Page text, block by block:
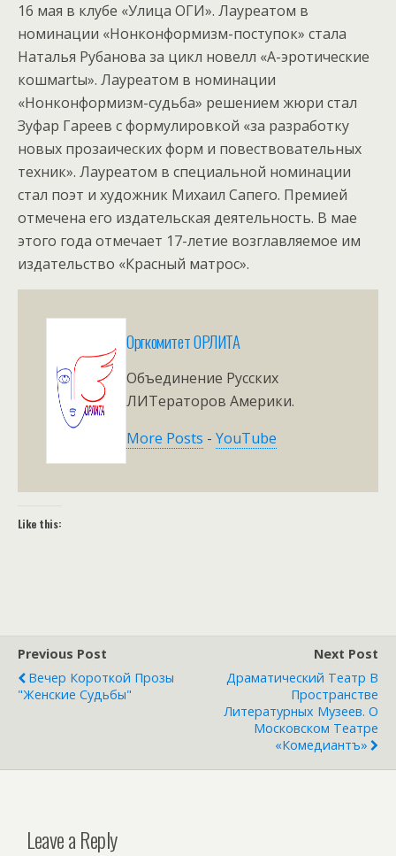
16 мая в клубе «Улица ОГИ». Лауреатом в
номинации «Нонконформизм-поступок» стала
Наталья Рубанова за цикл новелл «А-эротические
кошмartы». Лауреатом в номинации
«Нонконформизм-судьба» решением жюри стал
Зуфар Гареев с формулировкой «за разработку
новых прозаических форм и повествовательных
техник». Лауреатом в специальной номинации
стал поэт и художник Михаил Сапего. Премией
отмечена его издательская деятельность. В мае
этого года отмечает 17-летие возглавляемое им
издательство «Красный матрос».
Оргкомитет ОРЛИТА
Объединение Русских
ЛИТераторов Америки.
More Posts -YouTube
Like this:
Previous Post
Вечер Короткой Прозы
"Женские Судьбы"
Next Post
Драматический Театр В
Пространстве
Литературных Музеев. О
Московском Театре
«Комедиантъ»
Leave a Reply